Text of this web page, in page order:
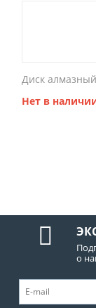
Диск
Нет в
о